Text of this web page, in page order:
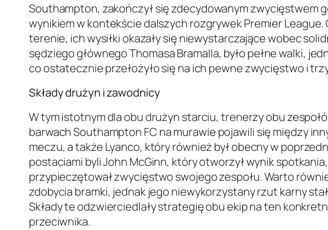
Southampton, zakończył się zdecydowanym zwycięstwem
wynikiem w kontekście dalszych rozgrywek Premier
terenie, ich wysiłki okazały się niewystarczające wobec
sędziego głównego Thomasa Bramalla, było pełne walki,
co ostatecznie przełożyło się na ich pewne zwycięstwo i
Składy drużyn i zawodnicy
W tym istotnym dla obu drużyn starciu, trenerzy obu
barwach Southampton FC na murawie pojawili się między
meczu, a także Lyanco, który również był obecny w
postaciami byli John McGinn, który otworzył wynik
przypieczętował zwycięstwo swojego zespołu. Warto
zdobycia bramki, jednak jego niewykorzystany rzut karny
Składy te odzwierciedlały strategię obu ekip na ten
przeciwnika.